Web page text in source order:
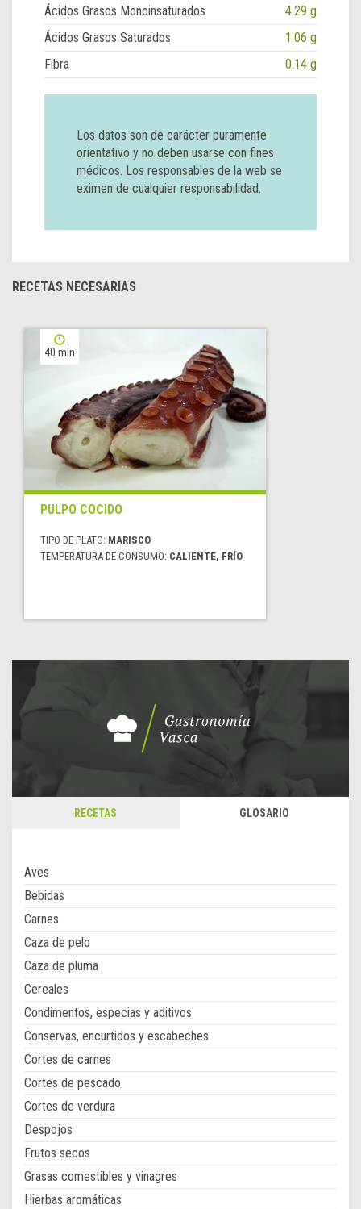
Ácidos Grasos Monoinsaturados
4.29 g
Ácidos Grasos Saturados
1.06 g
Fibra
0.14 g
Los datos son de carácter puramente
orientativo y no deben usarse con fines
médicos. Los responsables de la web se
eximen de cualquier responsabilidad.
RECETAS NECESARIAS
40 min
PULPO COCIDO
TIPO DE PLATO: MARISCO
TEMPERATURA DE CONSUMO: CALIENTE, FRÍO
RECETAS GLOSARIO
Aves
Bebidas
Carnes
Caza de pelo
Caza de pluma
Cereales
Condimentos, especias y aditivos
Conservas, encurtidos y escabeches
Cortes de carnes
Cortes de pescado
Cortes de verdura
Despojos
Frutos secos
Grasas comestibles y vinagres
Hierbas aromáticas